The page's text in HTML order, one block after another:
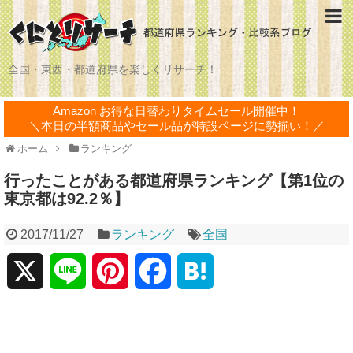
全国・東西・都道府県を楽しくリサーチ！
Amazon お得な日替わりタイムセール開催中！
＼本日の半額商品やセール品が特設ページに勢揃い！／
ホーム ランキング
行ったことがある都道府県ランキング【第1位の
東京都は92.2％】
2017/11/27 ランキング 全国